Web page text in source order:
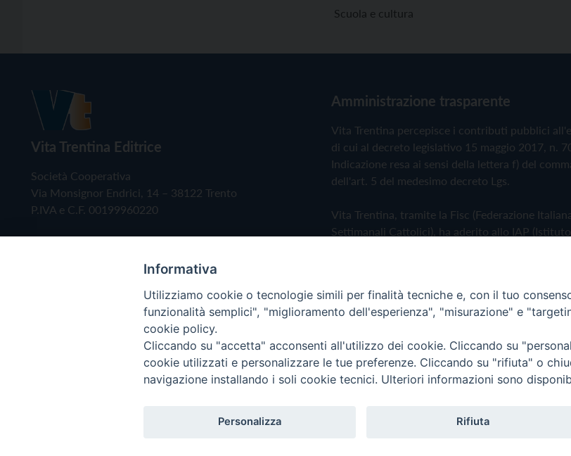
Scuola e cultura
Vita Trentina Editrice
Società Cooperativa
Via Monsignor Endrici, 14 – 38122 Trento
P.IVA e C.F. 00199960220
Amministrazione trasparente
Vita Trentina percepisce i contributi pubblici
di cui al decreto legislativo 15 maggio 2017, n.
Indicazione resa ai sensi della lettera f) del
dell'art. 5 del medesimo decreto Lgs.
Vita Trentina, tramite la Fisc (Federazione
Settimanali Cattolici), ha aderito allo IAP (Istituto
Privacy Policy Cookie Policy
Copyright © 2019 - Tutti i diritti riservati - Vita Trentina Editrice
Informativa
Utilizziamo cookie o tecnologie simili per finalità tecniche e, con il tuo
funzionalità semplici", "miglioramento dell'esperienza", "misurazione" e
cookie policy.
Cliccando su "accetta" acconsenti all'utilizzo dei cookie. Cliccando su
cookie utilizzati e personalizzare le tue preferenze. Cliccando su "rifiuta" o
navigazione installando i soli cookie tecnici. Ulteriori informazioni sono
Personalizza Rifiuta